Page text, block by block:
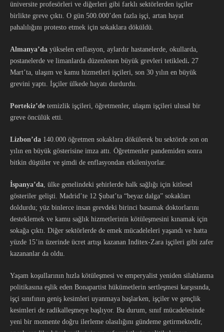
üniversite profesörleri ve diğerleri gibi farklı sektörlerden işçiler
birlikte greve çıktı. O gün 500.000’den fazla işçi, artan hayat
pahalılığını protesto etmek için sokaklara döküldü.
Almanya’da yükselen enflasyon, aylardır hastanelerde, okullarda,
postanelerde ve limanlarda düzenlenen büyük grevleri tetikledi. 27
Mart’ta, ulaşım ve kamu hizmetleri işçileri, son 30 yılın en büyük
grevini yaptı. İşçiler ülkede hayatı durdurdu.
Portekiz’de temizlik işçileri, öğretmenler, ulaşım işçileri ulusal bir
greve öncülük etti.
Lizbon’da 140.000 öğretmen sokaklara dökülerek bu sektörde son on
yılın en büyük gösterisine imza attı. Öğretmenler pandemiden sonra
bitkin düştüler ve şimdi de enflasyondan etkileniyorlar.
İspanya’da, ülke genelindeki şehirlerde halk sağlığı için kitlesel
gösteriler gelişti. Madrid’te 12 Şubat’ta “beyaz dalga” sokakları
doldurdu; yüz binlerce insan grevdeki birinci basamak doktorlarını
desteklemek ve kamu sağlık hizmetlerinin kötüleşmesini kınamak için
sokağa çıktı. Diğer sektörlerde de emek mücadeleleri yaşandı ve hatta
yüzde 15’in üzerinde ücret artışı kazanan Inditex-Zara işçileri gibi zafer
kazananlar da oldu.
Yaşam koşullarının hızla kötüleşmesi ve emperyalist yeniden silahlanma
politikasına eşlik eden Bonapartist hükümetlerin sertleşmesi karşısında,
işçi sınıfının geniş kesimleri uyanmaya başlarken, işçiler ve gençlik
kesimleri de radikalleşmeye başlıyor. Bu durum, sınıf mücadelesinde
yeni bir momente doğru ilerleme olasılığını gündeme getirmektedir,